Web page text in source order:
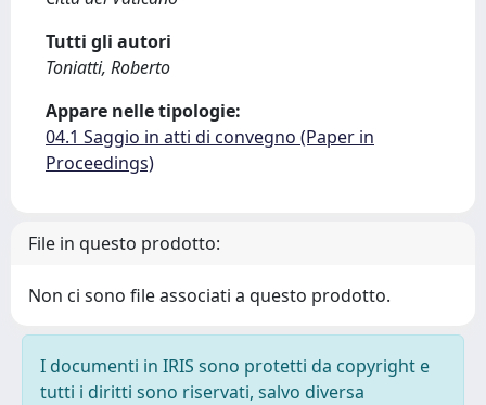
Tutti gli autori
Toniatti, Roberto
Appare nelle tipologie:
04.1 Saggio in atti di convegno (Paper in
Proceedings)
File in questo prodotto:
Non ci sono file associati a questo prodotto.
I documenti in IRIS sono protetti da copyright e
tutti i diritti sono riservati, salvo diversa